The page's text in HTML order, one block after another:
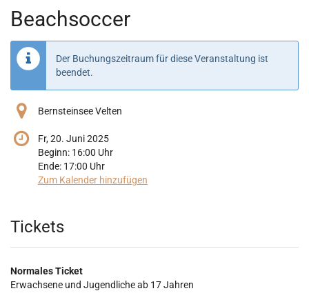
Beachsoccer
Der Buchungszeitraum für diese Veranstaltung ist
beendet.
Bernsteinsee Velten
Fr, 20. Juni 2025
Beginn: 16:00 Uhr
Ende: 17:00 Uhr
Zum Kalender hinzufügen
Produkte
Tickets
Normales Ticket
Erwachsene und Jugendliche ab 17 Jahren